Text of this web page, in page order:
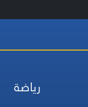
رياضة